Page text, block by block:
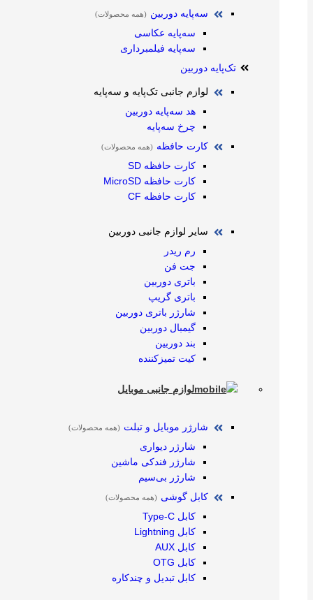
سه‌پایه دوربین (همه محصولات)
سه‌پایه عکاسی
سه‌پایه فیلمبرداری
تک‌پایه دوربین
لوازم جانبی تک‌پایه و سه‌پایه
هد سه‌پایه دوربین
چرخ سه‌پایه
کارت حافظه (همه محصولات)
کارت حافظه SD
کارت حافظه MicroSD
کارت حافظه CF
سایر لوازم جانبی دوربین
رم ریدر
جت فن
باتری دوربین
باتری گریپ
شارژر باتری دوربین
گیمبال دوربین
بند دوربین
کیت تمیز‌کننده
لوازم جانبی موبایل
شارژر موبایل و تبلت (همه محصولات)
شارژر دیواری
شارژر فندکی ماشین
شارژر بی‌سیم
کابل گوشی (همه محصولات)
کابل Type-C
کابل Lightning
کابل AUX
کابل OTG
کابل تبدیل و چندکاره